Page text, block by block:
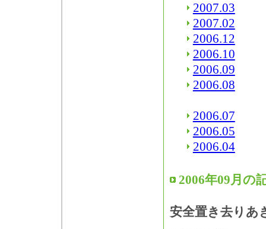
2007.03
2007.02
2006.12
2006.10
2006.09
2006.08
2006.07
2006.05
2006.04
2006年09月の
安全置き去りあ